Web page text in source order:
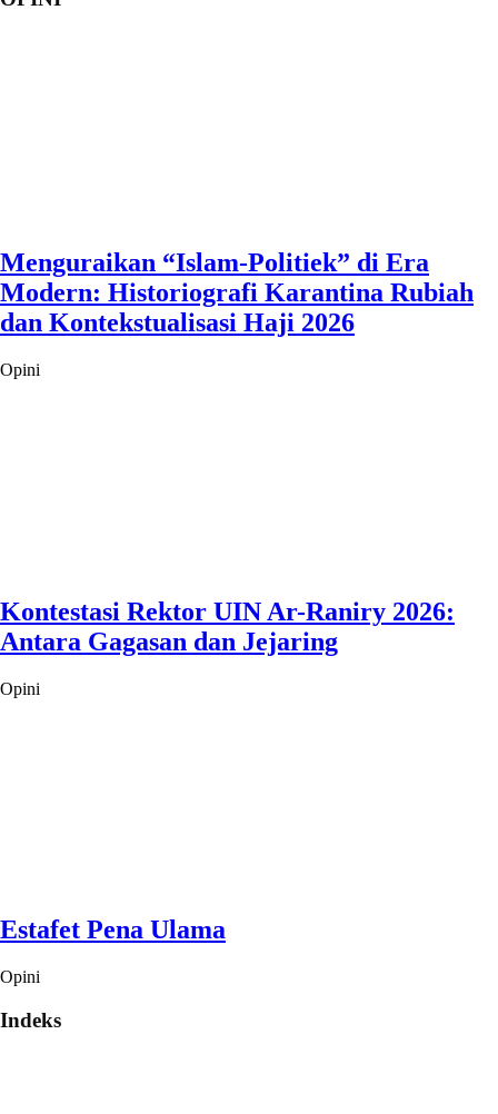
Menguraikan “Islam-Politiek” di Era
Modern: Historiografi Karantina Rubiah
dan Kontekstualisasi Haji 2026
Opini
Kontestasi Rektor UIN Ar-Raniry 2026:
Antara Gagasan dan Jejaring
Opini
Estafet Pena Ulama
Opini
Indeks